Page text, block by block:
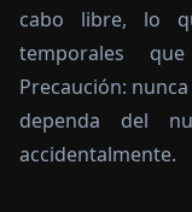
cabo libre, lo
temporales
Precaución:
dependa del
accidentalmente.